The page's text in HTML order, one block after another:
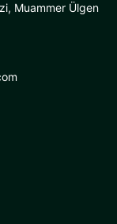
Muammer Ülgen